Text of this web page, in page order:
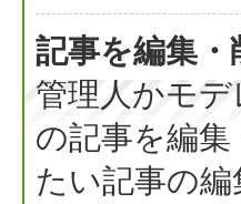
記事を編集・
管理人かモ
の記事を編
たい記事の